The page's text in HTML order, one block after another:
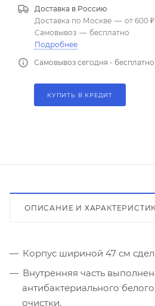
Доставка в Россию
Доставка по Москве — от 600 ₽
Самовывоз — бесплатно
Подробнее
Самовывоз сегодня - бесплатно
КУПИТЬ В КРЕДИТ
ОПИСАНИЕ И
Корпус шириной 47 см
Внутренняя часть
антибактериального
очистки.